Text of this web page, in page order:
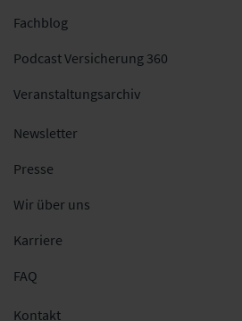
Fachblog
Podcast Versicherung 360
Veranstaltungsarchiv
Newsletter
Presse
Wir über uns
Karriere
FAQ
Kontakt